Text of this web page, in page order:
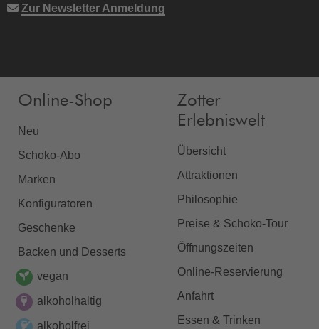
Zur Newsletter Anmeldung
Online-Shop
Neu
Schoko-Abo
Marken
Konfiguratoren
Geschenke
Backen und Desserts
vegan
alkoholhaltig
alkoholfrei
Zotter
Erlebniswelt
Übersicht
Attraktionen
Philosophie
Preise & Schoko-Tour
Öffnungszeiten
Online-Reservierung
Anfahrt
Essen & Trinken